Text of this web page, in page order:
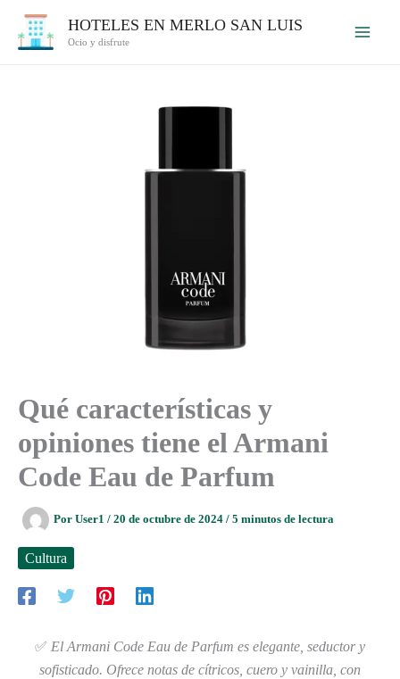
HOTELES EN MERLO SAN LUIS
Ocio y disfrute
Qué características y
opiniones tiene el Armani
Code Eau de Parfum
Por User1 / 20 de octubre de 2024 / 5 minutos de lectura
Cultura
✅ El Armani Code Eau de Parfum es elegante, seductor y
sofisticado. Ofrece notas de cítricos, cuero y vainilla, con